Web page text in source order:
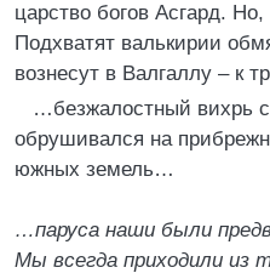
царство богов Асгард.
Подхватят валькирии
вознесут в Валгаллу – к
…безжалостный вихрь
обрушивался на
южных земель…
…паруса наши были
Мы всегда приходили из